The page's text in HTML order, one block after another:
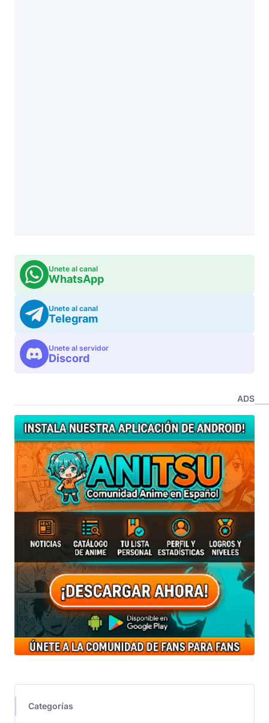
Unete al canal
WhatsApp
Unete al canal
Telegram
Unete al servidor
Discord
ADS
Categorías